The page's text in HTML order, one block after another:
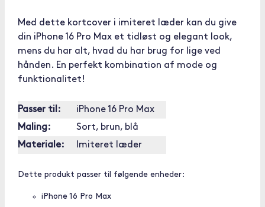
Med dette kortcover i imiteret læder kan du give
din iPhone 16 Pro Max et tidløst og elegant look,
mens du har alt, hvad du har brug for lige ved
hånden. En perfekt kombination af mode og
funktionalitet!
Passer til:
iPhone 16 Pro Max
Maling:
Sort, brun, blå
Materiale:
Imiteret læder
Dette produkt passer til følgende enheder:
iPhone 16 Pro Max